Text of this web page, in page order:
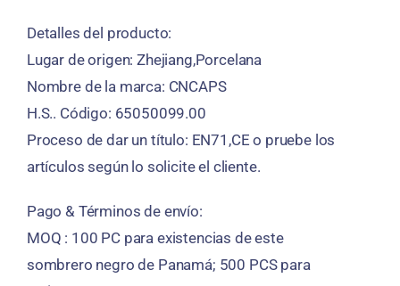
Detalles del producto:
Lugar de origen: Zhejiang,Porcelana
Nombre de la marca: CNCAPS
H.S.. Código: 65050099.00
Proceso de dar un título: EN71,CE o pruebe los
artículos según lo solicite el cliente.
Pago & Términos de envío:
MOQ : 100 PC para existencias de este
sombrero negro de Panamá; 500 PCS para